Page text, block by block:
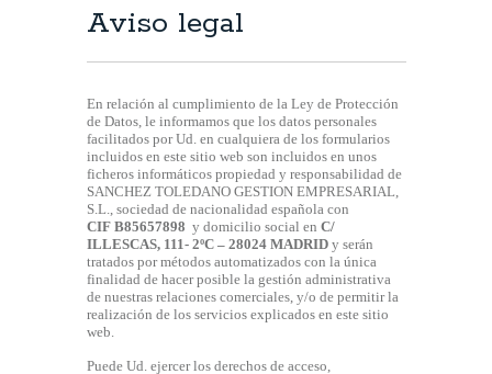
Aviso legal
En relación al cumplimiento de la Ley de Protección
de Datos, le informamos que los datos personales
facilitados por Ud. en cualquiera de los formularios
incluidos en este sitio web son incluidos en unos
ficheros informáticos propiedad y responsabilidad de
SANCHEZ TOLEDANO GESTION EMPRESARIAL,
S.L., sociedad de nacionalidad española con
CIF B85657898 y domicilio social en C/
ILLESCAS, 111- 2ºC – 28024 MADRID y serán
tratados por métodos automatizados con la única
finalidad de hacer posible la gestión administrativa
de nuestras relaciones comerciales, y/o de permitir la
realización de los servicios explicados en este sitio
web.
Puede Ud. ejercer los derechos de acceso,